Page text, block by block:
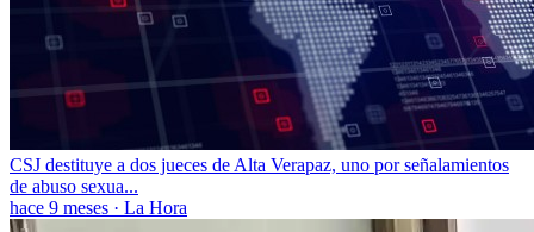
CSJ destituye a dos jueces de Alta Verapaz, uno por señalamientos
de abuso sexua...
hace 9 meses · La Hora